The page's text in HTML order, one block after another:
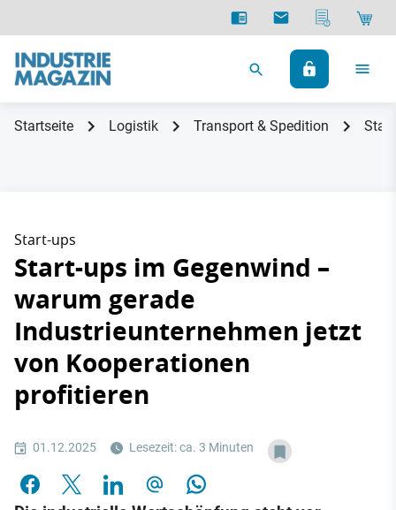
Startseite Logistik Transport & Spedition
Start-ups
Start-ups im Gegenwind –
warum gerade
Industrieunternehmen jetzt
von Kooperationen
profitieren
01.12.2025 Lesezeit: ca. 3 Minuten